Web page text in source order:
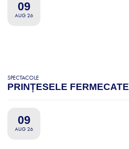
09
AUG 26
SPECTACOLE
PRINȚESELE FERMECATE
09
AUG 26